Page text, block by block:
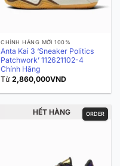
CHÍNH HÃNG MỚI 100%
Anta Kai 3 ‘Sneaker Politics
Patchwork’ 112621102-4
Chính Hãng
Từ2,860,000VND
ORDER
HẾT HÀNG